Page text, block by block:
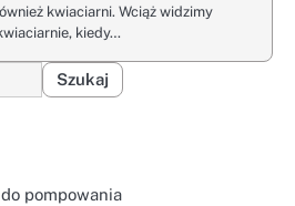
kwiaciarni. Wciąż widzimy
kiedy…
pompowania